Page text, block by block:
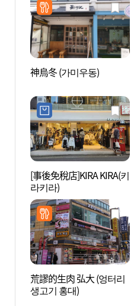
神烏冬 (가미우동)
[事後免稅店]KIRA KIRA(키
라키라)
荒謬的生肉 弘大 (엉터리
생고기 홍대)